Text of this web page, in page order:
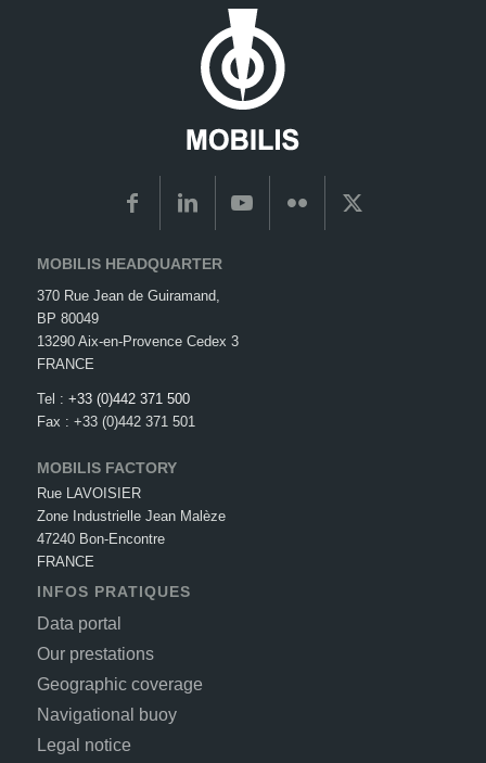
MOBILIS HEADQUARTER
370 Rue Jean de Guiramand,
BP 80049
13290 Aix-en-Provence Cedex 3
FRANCE
Tel : +33 (0)442 371 500
Fax : +33 (0)442 371 501
MOBILIS FACTORY
Rue LAVOISIER
Zone Industrielle Jean Malèze
47240 Bon-Encontre
FRANCE
INFOS PRATIQUES
Data portal
Our prestations
Geographic coverage
Navigational buoy
Legal notice